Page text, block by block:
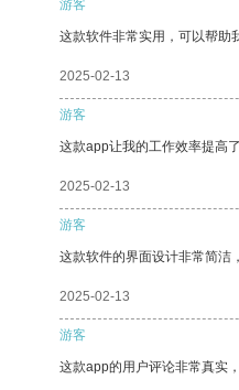
游客
这款软件非常实用，可以帮助
2025-02-13
游客
这款app让我的工作效率提高
2025-02-13
游客
这款软件的界面设计非常简洁
2025-02-13
游客
这款app的用户评论非常真实